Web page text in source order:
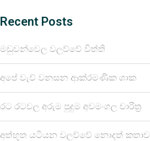
Recent Posts
මඩුවන්වෙල වලව්වේ විත්ති
අපේ වැව් වනසන ආක්රමණික ශාක
රට රටවල අරුම පුදුම අවමංගල චාරිත්‍ර
අත්භූත යටියන වලව්වේ නොදත් කතාව